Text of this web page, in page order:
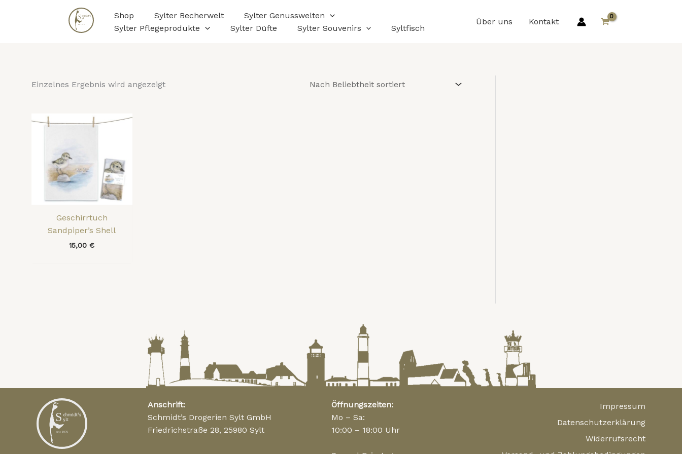
Shop Sylter Becherwelt
Sylter Genusswelten
Sylter Pflegeprodukte
Sylter Düfte Sylter Souvenirs Syltfisch
Über uns Kontakt
Einzelnes Ergebnis wird angezeigt
Geschirrtuch
Sandpiper’s Shell
15,00€
Anschrift:
Schmidt’s Drogerien Sylt GmbH
Friedrichstraße 28, 25980 Sylt
Öffnungszeiten:
Mo – Sa:
10:00 – 18:00 Uhr
Impressum
Datenschutzerklärung
Widerrufsrecht